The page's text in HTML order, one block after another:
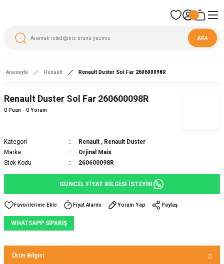
ARA
Anasayfa Renault Renault Duster Sol Far 260600098R
Renault Duster Sol Far 260600098R
0 Puan - 0 Yorum
Kategori Renault , Renault Duster
Marka
Orjinal Mais
Stok Kodu
260600098R
GÜNCEL FİYAT BİLGİSİ İSTEYİN
Fiyat Alarmı Yorum Yap Paylaş
WHATSAPP SİPARİŞ
Ürün Bilgisi